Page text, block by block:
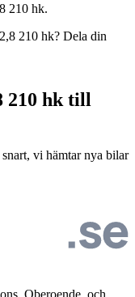
210 hk.
210 hk? Dela din
210 hk till
vi hämtar nya bilar